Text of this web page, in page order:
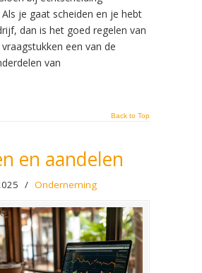
je gaat scheiden en je hebt
dan is het goed regelen van
een van de
van
Back to Top
en aandelen
/ Onderneming